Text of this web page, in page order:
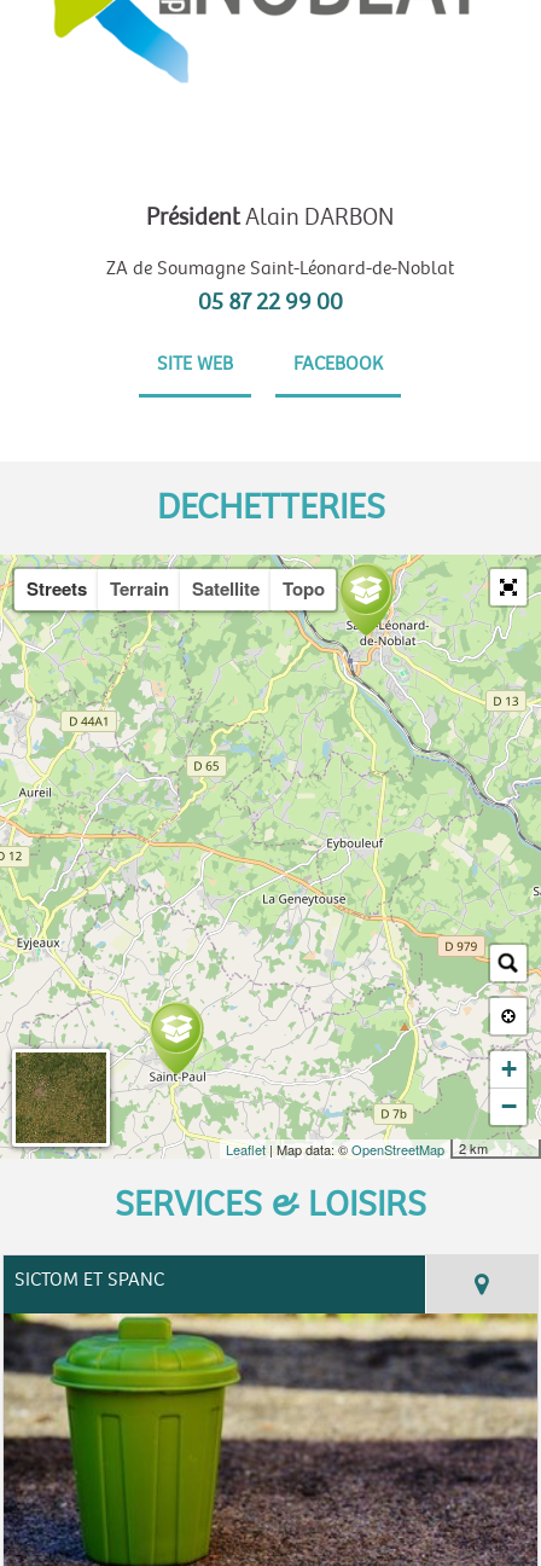
PrésidentAlain DARBON
ZA de Soumagne Saint-Léonard-de-Noblat
05 87 22 99 00
SITE WEB FACEBOOK
DECHETTERIES
Streets Terrain Satellite Topo
+
−
2 km
Leaflet | Map data: ©OpenStreetMap
SERVICES & LOISIRS
SICTOM ET SPANC